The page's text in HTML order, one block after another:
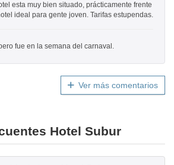
esta muy bien situado, prácticamente frente
ideal para gente joven. Tarifas estupendas.
fue en la semana del carnaval.
Ver más comentarios
Hotel Subur